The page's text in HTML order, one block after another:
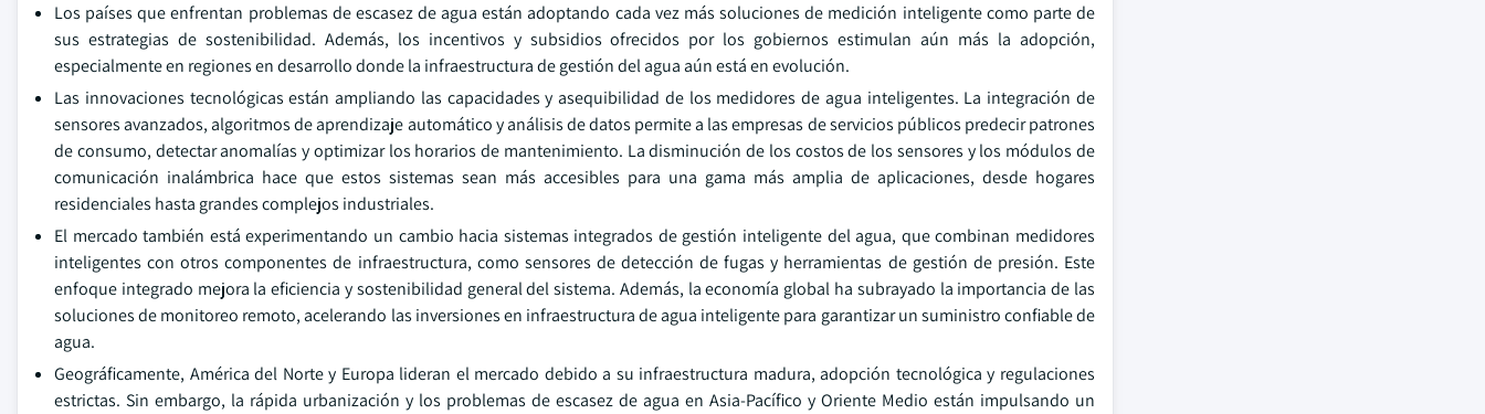
Los países que enfrentan problemas de escasez de agua están adoptando cada vez más soluciones de medición inteligente como parte de
sus estrategias de sostenibilidad. Además, los incentivos y subsidios ofrecidos por los gobiernos estimulan aún más la adopción,
especialmente en regiones en desarrollo donde la infraestructura de gestión del agua aún está en evolución.
Las innovaciones tecnológicas están ampliando las capacidades y asequibilidad de los medidores de agua inteligentes. La integración de
sensores avanzados, algoritmos de aprendizaje automático y análisis de datos permite a las empresas de servicios públicos predecir patrones
de consumo, detectar anomalías y optimizar los horarios de mantenimiento. La disminución de los costos de los sensores y los módulos de
comunicación inalámbrica hace que estos sistemas sean más accesibles para una gama más amplia de aplicaciones, desde hogares
residenciales hasta grandes complejos industriales.
El mercado también está experimentando un cambio hacia sistemas integrados de gestión inteligente del agua, que combinan medidores
inteligentes con otros componentes de infraestructura, como sensores de detección de fugas y herramientas de gestión de presión. Este
enfoque integrado mejora la eficiencia y sostenibilidad general del sistema. Además, la economía global ha subrayado la importancia de las
soluciones de monitoreo remoto, acelerando las inversiones en infraestructura de agua inteligente para garantizar un suministro confiable de
agua.
Geográficamente, América del Norte y Europa lideran el mercado debido a su infraestructura madura, adopción tecnológica y regulaciones
estrictas. Sin embargo, la rápida urbanización y los problemas de escasez de agua en Asia-Pacífico y Oriente Medio están impulsando un